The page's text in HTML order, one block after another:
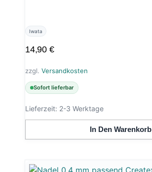
Iwata
14,90 €
zzgl. Versandkosten
Sofort lieferbar
Lieferzeit: 2-3 Werktage
In Den Warenkorb